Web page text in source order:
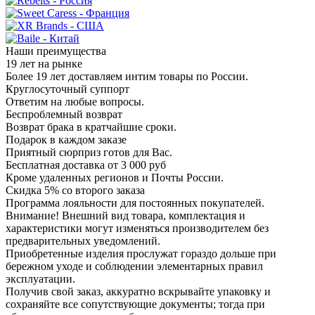
Наши преимущества
19 лет на рынке
Более 19 лет доставляем интим товары по России.
Круглосуточный суппорт
Ответим на любые вопросы.
Беспроблемный возврат
Возврат брака в кратчайшие сроки.
Подарок в каждом заказе
Приятный сюрприз готов для Вас.
Бесплатная доставка от 3 000 руб
Кроме удаленных регионов и Почты России.
Скидка 5% со второго заказа
Программа лояльности для постоянных покупателей.
Внимание! Внешний вид товара, комплектация и
характеристики могут изменяться производителем без
предварительных уведомлений.
Приобретенные изделия прослужат гораздо дольше при
бережном уходе и соблюдении элементарных правил
эксплуатации.
Получив свой заказ, аккуратно вскрывайте упаковку и
сохраняйте все сопутствующие документы; тогда при